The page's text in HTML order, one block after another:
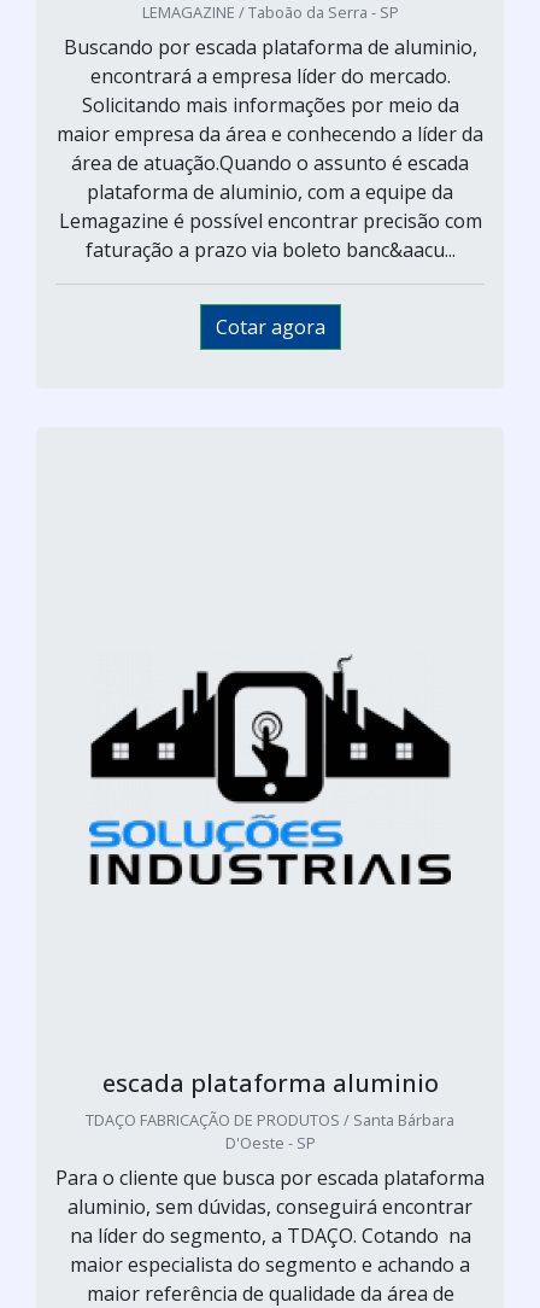
LEMAGAZINE / Taboão da Serra - SP
Buscando por escada plataforma de aluminio,
encontrará a empresa líder do mercado.
Solicitando mais informações por meio da
maior empresa da área e conhecendo a líder da
área de atuação.Quando o assunto é escada
plataforma de aluminio, com a equipe da
Lemagazine é possível encontrar precisão com
faturação a prazo via boleto banc&aacu...
Cotar agora
escada plataforma aluminio
TDAÇO FABRICAÇÃO DE PRODUTOS / Santa Bárbara
D'Oeste - SP
Para o cliente que busca por escada plataforma
aluminio, sem dúvidas, conseguirá encontrar
na líder do segmento, a TDAÇO. Cotando na
maior especialista do segmento e achando a
maior referência de qualidade da área de